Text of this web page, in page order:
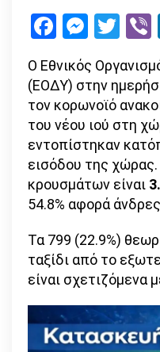
Facebook
Ο Εθνικός
(ΕΟΔΥ) στην
τον κορωνοϊό
του νέου ιού στη
εντοπίστηκαν
εισόδου της
κρουσμάτων είναι
54.8% αφορά
Τα 799 (22.9%)
ταξίδι από το
είναι σχετιζόμενα